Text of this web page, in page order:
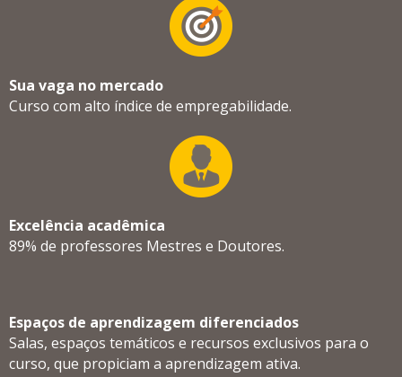
Sua vaga no mercado
Curso com alto índice de empregabilidade.
Excelência acadêmica
89% de professores Mestres e Doutores.
Espaços de aprendizagem diferenciados
Salas, espaços temáticos e recursos exclusivos para o
curso, que propiciam a aprendizagem ativa.